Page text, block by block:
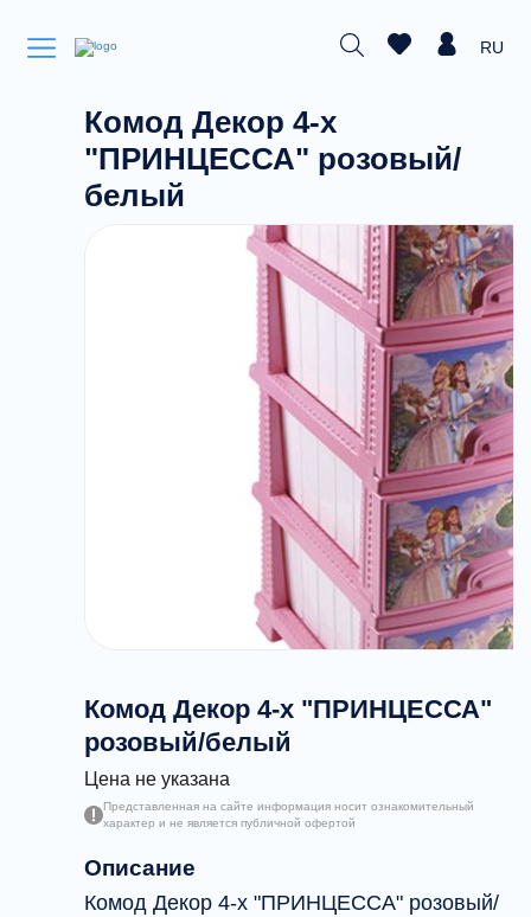
RU
Комод Декор 4-х
"ПРИНЦЕССА" розовый/
белый
Комод Декор 4-х "ПРИНЦЕССА"
розовый/белый
Цена не указана
Представленная на сайте информация носит ознакомительный
характер и не является публичной офертой
Описание
Комод Декор 4-х "ПРИНЦЕССА" розовый/